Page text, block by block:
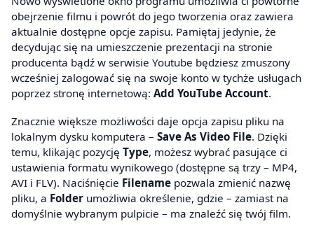
obejrzenie filmu i powrót do jego tworzenia oraz zawiera
aktualnie dostępne opcje zapisu. Pamiętaj jedynie, że
decydując się na umieszczenie prezentacji na stronie
producenta bądź w serwisie Youtube będziesz zmuszony
wcześniej zalogować się na swoje konto w tychże usługach
poprzez stronę internetową: Add YouTube Account.
Znacznie większe możliwości daje opcja zapisu pliku na
lokalnym dysku komputera – Save As Video File. Dzięki
temu, klikając pozycję Type, możesz wybrać pasujące ci
ustawienia formatu wynikowego (dostępne są trzy – MP4,
AVI i FLV). Naciśnięcie Filename pozwala zmienić nazwę
pliku, a Folder umożliwia określenie, gdzie – zamiast na
domyślnie wybranym pulpicie – ma znaleźć się twój film.